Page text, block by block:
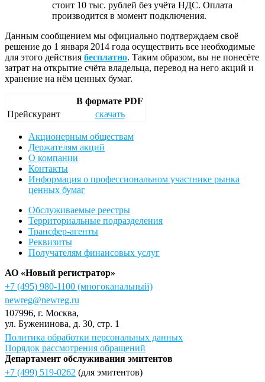
стоит 10 тыс. рублей без учёта НДС. Оплата
производится в момент подключения.
Данным сообщением мы официально подтверждаем своё
решение до 1 января 2014 года осуществить все необходимые
для этого действия бесплатно. Таким образом, вы не понесёте
затрат на открытие счёта владельца, перевод на него акций и
хранение на нём ценных бумаг.
В формате PDF
Прейскурант
скачать
Акционерным обществам
Держателям акций
О компании
Контакты
Информация о профессиональном участнике рынка
ценных бумаг
Обслуживаемые реестры
Территориальные подразделения
Трансфер-агенты
Реквизиты
Получателям финансовых услуг
АО «Новый регистратор»
+7 (495) 980-1100 (многоканальный)
newreg@newreg.ru
107996, г. Москва,
ул. Буженинова, д. 30, стр. 1
Политика обработки персональных данных
Порядок рассмотрения обращений
Департамент обслуживания эмитентов
+7 (499) 519-0262 (для эмитентов)